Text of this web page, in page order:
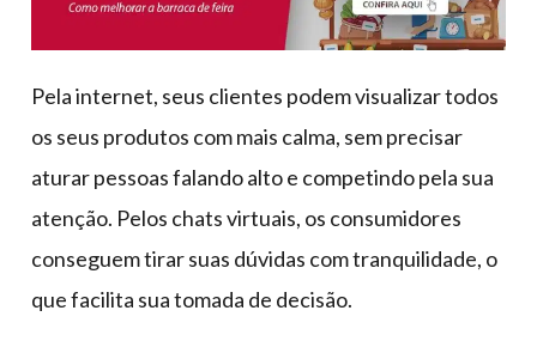
Pela internet, seus clientes podem visualizar todos
os seus produtos com mais calma, sem precisar
aturar pessoas falando alto e competindo pela sua
atenção. Pelos chats virtuais, os consumidores
conseguem tirar suas dúvidas com tranquilidade, o
que facilita sua tomada de decisão.